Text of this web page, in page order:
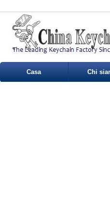
Casa Chi